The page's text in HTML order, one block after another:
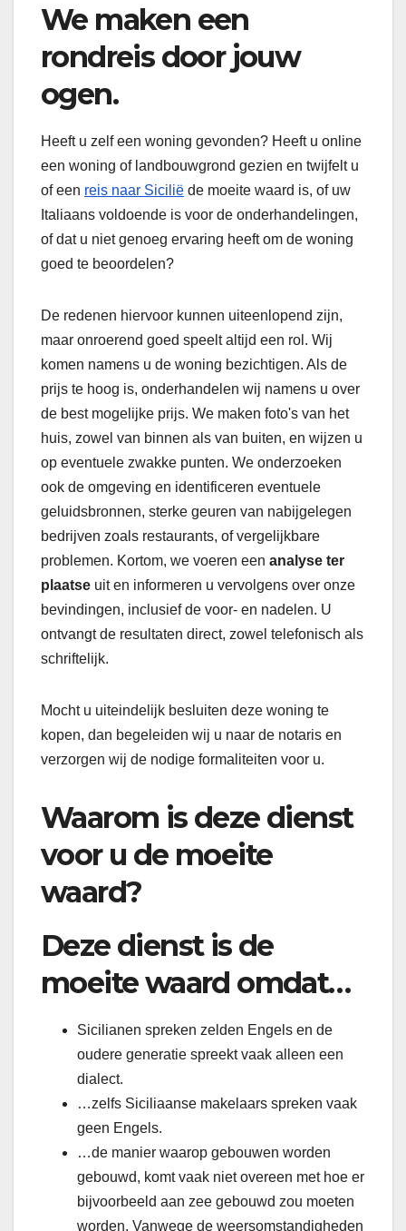
We maken een
rondreis door jouw
ogen.
Heeft u zelf een woning gevonden? Heeft u online
een woning of landbouwgrond gezien en twijfelt u
of een reis naar Sicilië de moeite waard is, of uw
Italiaans voldoende is voor de onderhandelingen,
of dat u niet genoeg ervaring heeft om de woning
goed te beoordelen?
De redenen hiervoor kunnen uiteenlopend zijn,
maar onroerend goed speelt altijd een rol. Wij
komen namens u de woning bezichtigen. Als de
prijs te hoog is, onderhandelen wij namens u over
de best mogelijke prijs. We maken foto's van het
huis, zowel van binnen als van buiten, en wijzen u
op eventuele zwakke punten. We onderzoeken
ook de omgeving en identificeren eventuele
geluidsbronnen, sterke geuren van nabijgelegen
bedrijven zoals restaurants, of vergelijkbare
problemen. Kortom, we voeren een analyse ter
plaatse uit en informeren u vervolgens over onze
bevindingen, inclusief de voor- en nadelen. U
ontvangt de resultaten direct, zowel telefonisch als
schriftelijk.
Mocht u uiteindelijk besluiten deze woning te
kopen, dan begeleiden wij u naar de notaris en
verzorgen wij de nodige formaliteiten voor u.
Waarom is deze dienst
voor u de moeite
waard?
Deze dienst is de
moeite waard omdat…
Sicilianen spreken zelden Engels en de
oudere generatie spreekt vaak alleen een
dialect.
…zelfs Siciliaanse makelaars spreken vaak
geen Engels.
…de manier waarop gebouwen worden
gebouwd, komt vaak niet overeen met hoe er
bijvoorbeeld aan zee gebouwd zou moeten
worden. Vanwege de weersomstandigheden